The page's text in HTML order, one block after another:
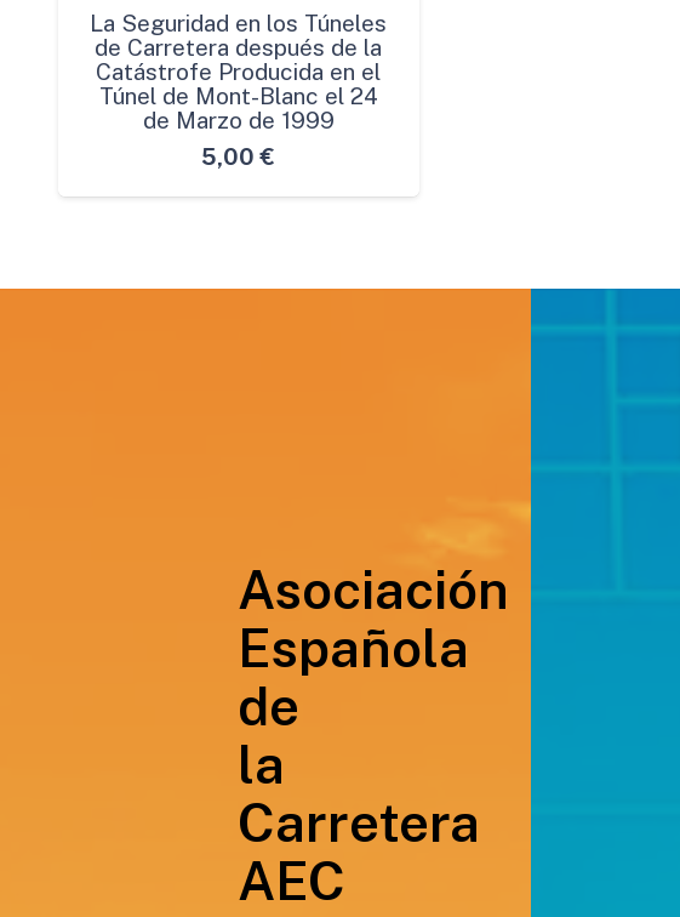
La Seguridad en los Túneles
de Carretera después de la
Catástrofe Producida en el
Túnel de Mont-Blanc el 24
de Marzo de 1999
5,00 €
Asociación
Española
de
la
Carretera
AEC